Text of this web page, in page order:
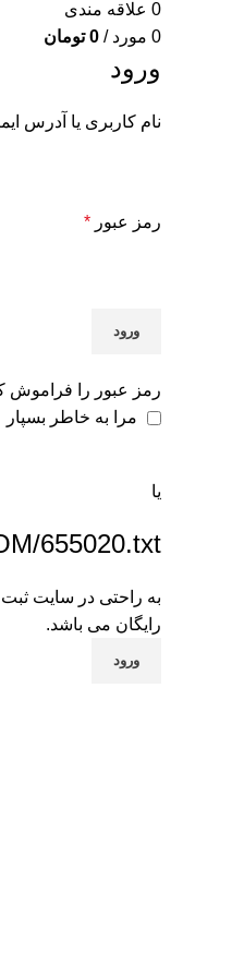
0 علاقه مندی
0 مورد /
0 تومان
ورود
نام کاربری یا آدرس
رمز عبور *
ورود
رمز عبور را فراموش
مرا به خاطر بسپار
یا
655020.txt
به راحتی در سایت ثبت
رایگان می باشد.
ورود